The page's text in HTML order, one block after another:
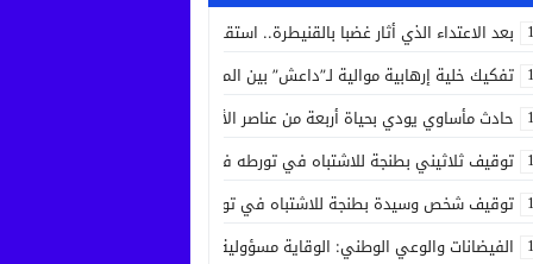
بعد الاعتداء الذي أثار غضبا بالقنيطرة.. استقرار الحالة الصحية لسائق
تفكيك خلية إرهابية موالية لـ”داعش” بين المغرب وإسبانيا في عملية أمنية
حادث مأساوي يودي بحياة أربعة من عناصر الأمن الوطني في مهمة رسمية
توقيف ثلاثيني بطنجة للاشتباه في تورطه في جريمة قتل داخل مستشفى بعد
توقيف شخص وسيدة بطنجة للاشتباه في تورطهما في تزوير شهادات
الفيضانات والوعي الوطني: الوقاية مسؤولية الجميع